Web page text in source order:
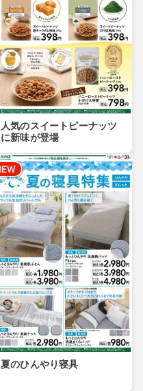
人気のスイートピーナッツ
に新味が登場
夏のひんやり寝具